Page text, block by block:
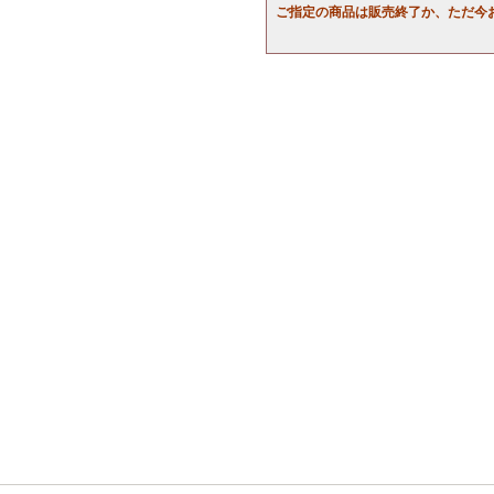
ご指定の商品は販売終了か、ただ